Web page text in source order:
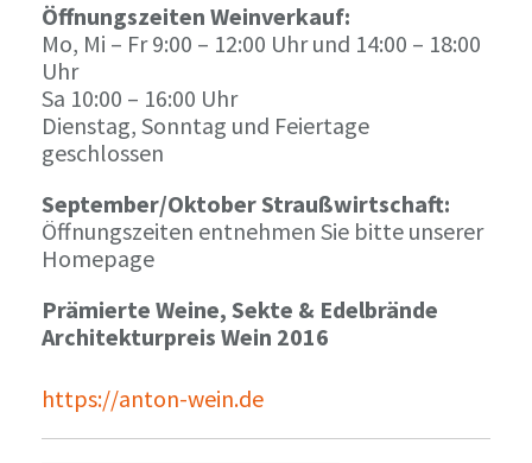
Öffnungszeiten Weinverkauf:
Mo, Mi – Fr 9:00 – 12:00 Uhr und 14:00 – 18:00
Uhr
Sa 10:00 – 16:00 Uhr
Dienstag, Sonntag und Feiertage
geschlossen
September/Oktober Straußwirtschaft:
Öffnungszeiten entnehmen Sie bitte unserer
Homepage
Prämierte Weine, Sekte & Edelbrände
Architekturpreis Wein 2016
https://anton-wein.de